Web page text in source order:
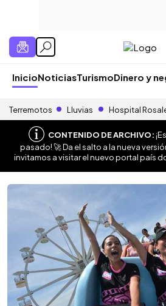
InicioNoticiasTurismoDinero y
Terremotos Lluvias Hospital
CONTENIDO DE ARCHIVO:
pasado! 🚀 Da el salto a la nueva
invitamos a visitar el nuevo portal país